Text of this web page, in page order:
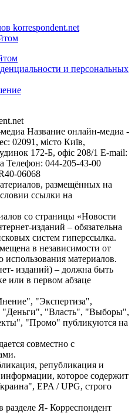
korrespondent.net
и персональных
Название онлайн-медиа -
02091, місто Київ,
172-Б, офіс 208/1 E-mail:
Телефон: 044-205-43-00
06068
размещённых на
ссылки на
со страницы «Новости
изданий – обязательна
систем гиперссылка.
в независимости от
использования материалов.
изданий) – должна быть
или в первом абзаце
"Экспертиза",
"Деньги", "Власть", "Выборы",
"Промо" публикуются на
совместно с
републикация и
информации, которое содержит
EPA / UPG, строго
разделе Я- Корреспондент